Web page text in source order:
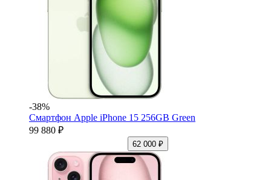
-38%
Смартфон Apple iPhone 15 256GB Green
99 880 ₽
62 000 ₽